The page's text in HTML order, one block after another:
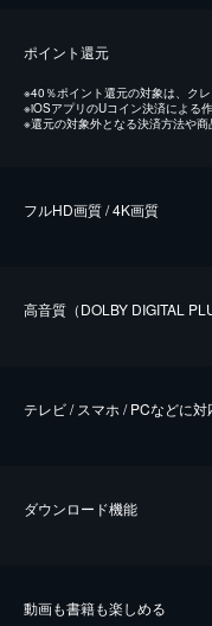
ポイント還元
※40％ポイント還元の対象は、ク
※iOSアプリのUコイン決済による
※還元の対象外となる決済方法や
フルHD画質 / 4K画質
⾼⾳質（DOLBY DIGITAL
テレビ / スマホ / PCなどに対
ダウンロード機能
動画も書籍も楽しめる